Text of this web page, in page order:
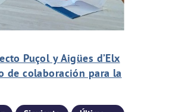
Puçol y Aigües d’Elx
de colaboración para la